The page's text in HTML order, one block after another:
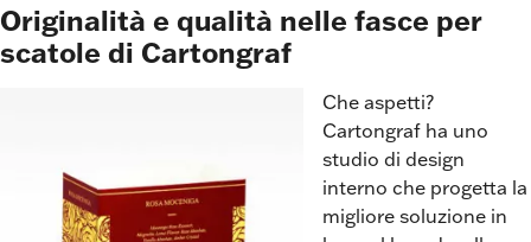
Originalità e qualità nelle fasce per
scatole di Cartongraf
Che aspetti?
Cartongraf ha uno
studio di design
interno che progetta la
migliore soluzione in